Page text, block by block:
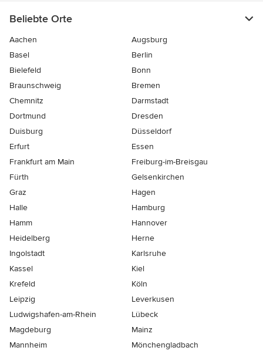
Beliebte Orte
Aachen
Augsburg
Basel
Berlin
Bielefeld
Bonn
Braunschweig
Bremen
Chemnitz
Darmstadt
Dortmund
Dresden
Duisburg
Düsseldorf
Erfurt
Essen
Frankfurt am Main
Freiburg-im-Breisgau
Fürth
Gelsenkirchen
Graz
Hagen
Halle
Hamburg
Hamm
Hannover
Heidelberg
Herne
Ingolstadt
Karlsruhe
Kassel
Kiel
Krefeld
Köln
Leipzig
Leverkusen
Ludwigshafen-am-Rhein
Lübeck
Magdeburg
Mainz
Mannheim
Mönchen­gladbach